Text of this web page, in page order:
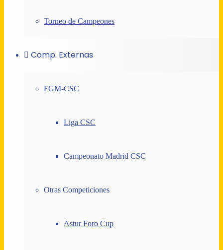
Torneo de Campeones
Comp. Externas
FGM-CSC
Liga CSC
Campeonato Madrid CSC
Otras Competiciones
Astur Foro Cup